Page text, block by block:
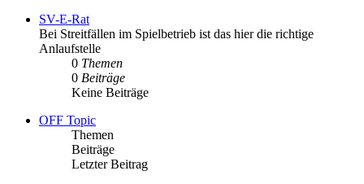
SV-E-Rat
Bei Streitfällen im Spielbetrieb ist das hier die richtige
Anlaufstelle
0 Themen
0 Beiträge
Keine Beiträge
OFF Topic
Themen
Beiträge
Letzter Beitrag